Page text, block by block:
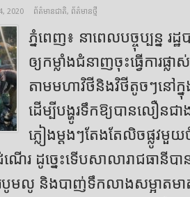
2020 ព័ត៌មានជាតិ, ព័ត៌មានថ្មី
ភ្នំពេញ៖ នាពេលបច្ចុប្បន្ន រដ្
ឲ្យកម្លាំងជំនាញចុះធ្វើការផ្
តាមមហាវិថីនិងវិថីតូចៗនៅក្នុ
ដើម្បីបង្ហូរទឹកឱ្យបានលឿនជ
ភ្លៀងម្ដងៗតែងតែលិចផ្លូវមួយ
ណើរ ដូច្នេះទើបសាលារាជធានីប
បូមលូ និងបាញ់ទឹកលាងសម្អាតម